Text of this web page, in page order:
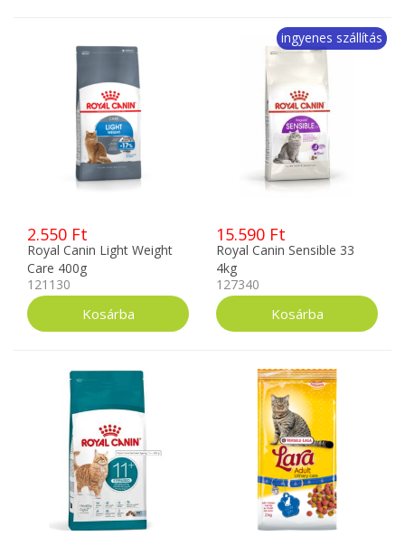
2.550 Ft
Royal Canin Light Weight
Care 400g
121130
ingyenes szállítás
15.590 Ft
Royal Canin Sensible 33
4kg
127340